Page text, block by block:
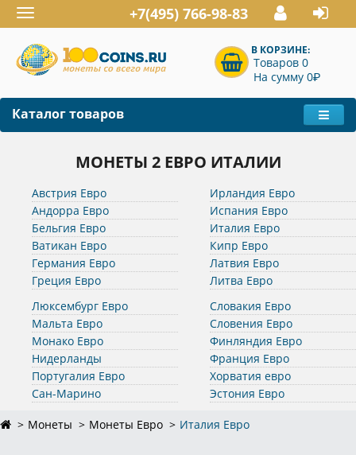
Toggle
navigation
+7(495) 766-98-83
В КОРЗИНЕ:
Товаров 0
На сумму 0P
Каталог товаров
МОНЕТЫ 2 ЕВРО ИТАЛИИ
Австрия Евро
Андорра Евро
Бельгия Евро
Ватикан Евро
Германия Евро
Греция Евро
Ирландия Евро
Испания Евро
Италия Евро
Кипр Евро
Латвия Евро
Литва Евро
Люксембург Евро
Мальта Евро
Монако Евро
Нидерланды
Португалия Евро
Сан-Марино
Словакия Евро
Словения Евро
Финляндия Евро
Франция Евро
Хорватия евро
Эстония Евро
Монеты Монеты Евро Италия Евро